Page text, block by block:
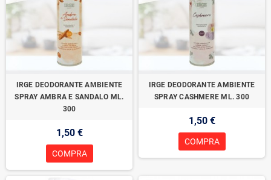
IRGE DEODORANTE AMBIENTE
SPRAY AMBRA E SANDALO ML.
300
1,50 €
COMPRA
IRGE DEODORANTE AMBIENTE
SPRAY CASHMERE ML. 300
1,50 €
COMPRA